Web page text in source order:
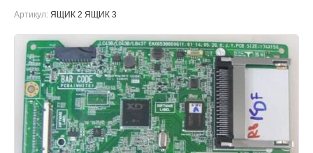
Артикул: ЯЩИК 2 ЯЩИК 3